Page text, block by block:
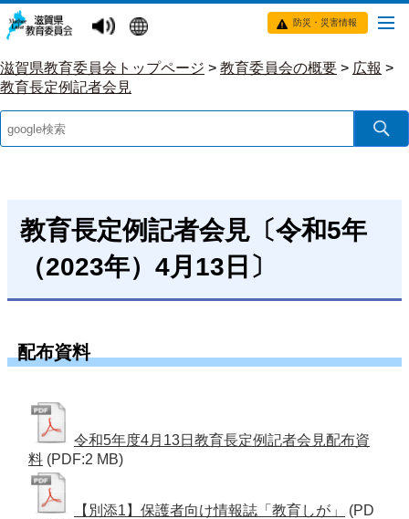
防災・災害情報
滋賀県教育委員会トップページ > 教育委員会の概要 > 広報 >
教育長定例記者会見
教育長定例記者会見〔令和5年
（2023年）4月13日〕
配布資料
令和5年度4月13日教育長定例記者会見配布資
料 (PDF:2 MB)
【別添1】保護者向け情報誌「教育しが」
(PD